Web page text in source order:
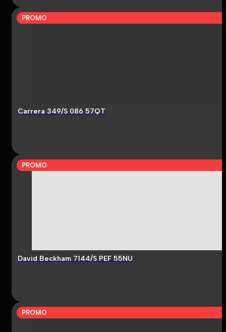
PROMO
Carrera 349/S 086 57QT
PROMO
David Beckham 7144/S PEF 55NU
PROMO